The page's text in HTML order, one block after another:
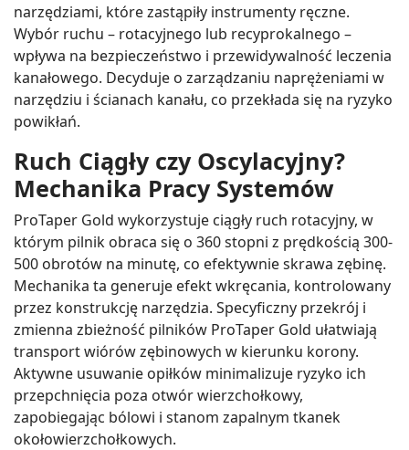
narzędziami, które zastąpiły instrumenty ręczne.
Wybór ruchu – rotacyjnego lub recyprokalnego –
wpływa na bezpieczeństwo i przewidywalność leczenia
kanałowego. Decyduje o zarządzaniu naprężeniami w
narzędziu i ścianach kanału, co przekłada się na ryzyko
powikłań.
Ruch Ciągły czy Oscylacyjny?
Mechanika Pracy Systemów
ProTaper Gold wykorzystuje ciągły ruch rotacyjny, w
którym pilnik obraca się o 360 stopni z prędkością 300-
500 obrotów na minutę, co efektywnie skrawa zębinę.
Mechanika ta generuje efekt wkręcania, kontrolowany
przez konstrukcję narzędzia. Specyficzny przekrój i
zmienna zbieżność pilników ProTaper Gold ułatwiają
transport wiórów zębinowych w kierunku korony.
Aktywne usuwanie opiłków minimalizuje ryzyko ich
przepchnięcia poza otwór wierzchołkowy,
zapobiegając bólowi i stanom zapalnym tkanek
okołowierzchołkowych.